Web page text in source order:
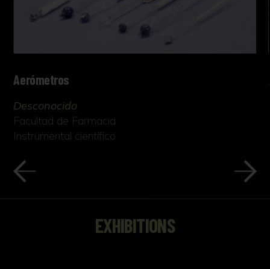
Aerómetros
Desconocido
Facultad de Farmacia
Instrumental científico
EXHIBITIONS